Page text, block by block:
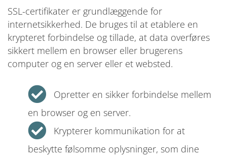
SSL-certifikater er grundlæggende for
internetsikkerhed. De bruges til at etablere en
krypteret forbindelse og tillade, at data overføres
sikkert mellem en browser eller brugerens
computer og en server eller et websted.
Opretter en sikker forbindelse mellem
en browser og en server.
Krypterer kommunikation for at
beskytte følsomme oplysninger, som dine